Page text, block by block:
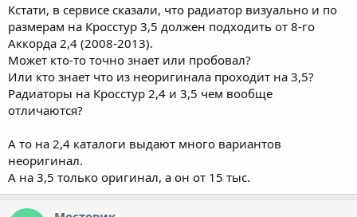
Кстати, в сервисе сказали, что радиатор визуально и по
размерам на Кросстур 3,5 должен подходить от 8-го
Аккорда 2,4 (2008-2013).
Может кто-то точно знает или пробовал?
Или кто знает что из неоригинала проходит на 3,5?
Радиаторы на Кросстур 2,4 и 3,5 чем вообще
отличаются?
А то на 2,4 каталоги выдают много вариантов
неоригинал.
А на 3,5 только оригинал, а он от 15 тыс.